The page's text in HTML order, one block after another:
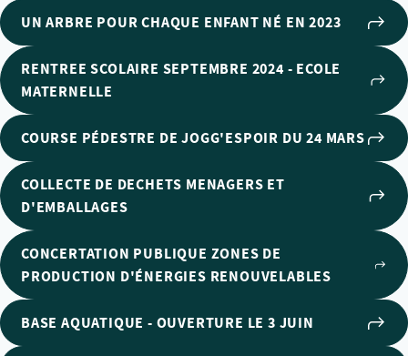
UN ARBRE POUR CHAQUE ENFANT NÉ EN 2023
RENTREE SCOLAIRE SEPTEMBRE 2024 - ECOLE
MATERNELLE
COURSE PÉDESTRE DE JOGG'ESPOIR DU 24 MARS
COLLECTE DE DECHETS MENAGERS ET
D'EMBALLAGES
CONCERTATION PUBLIQUE ZONES DE
PRODUCTION D'ÉNERGIES RENOUVELABLES
BASE AQUATIQUE - OUVERTURE LE 3 JUIN